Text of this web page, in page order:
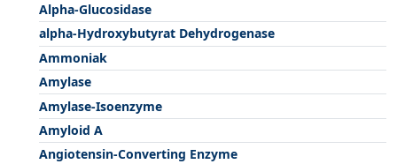
Alpha-Glucosidase
alpha-Hydroxybutyrat Dehydrogenase
Ammoniak
Amylase
Amylase-Isoenzyme
Amyloid A
Angiotensin-Converting Enzyme